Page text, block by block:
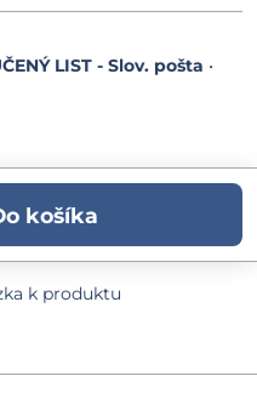
LIST - Slov. pošta •
Do košíka
k produktu